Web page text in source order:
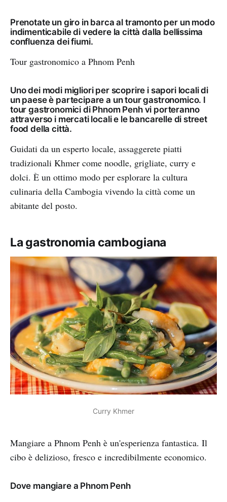
Prenotate un giro in barca al tramonto per un modo
indimenticabile di vedere la città dalla bellissima
confluenza dei fiumi.
Tour gastronomico a Phnom Penh
Uno dei modi migliori per scoprire i sapori locali di
un paese è partecipare a un tour gastronomico. I
tour gastronomici di Phnom Penh vi porteranno
attraverso i mercati locali e le bancarelle di street
food della città.
Guidati da un esperto locale, assaggerete piatti
tradizionali Khmer come noodle, grigliate, curry e
dolci. È un ottimo modo per esplorare la cultura
culinaria della Cambogia vivendo la città come un
abitante del posto.
La gastronomia cambogiana
Curry Khmer
Mangiare a Phnom Penh è un'esperienza fantastica. Il
cibo è delizioso, fresco e incredibilmente economico.
Dove mangiare a Phnom Penh